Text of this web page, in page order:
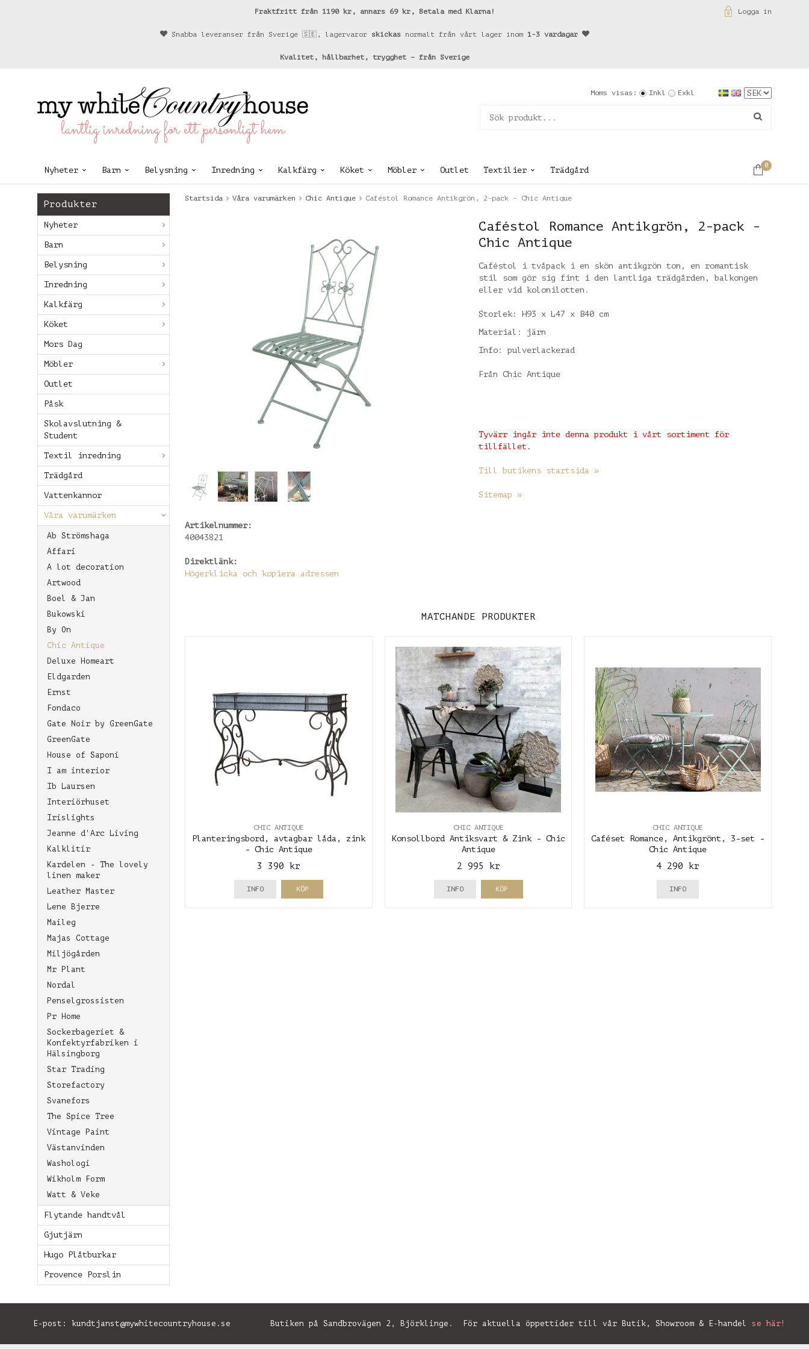
Logga in
Fraktfritt från 1190 kr, annars 69 kr, Betala med Klarna!
Snabba leveranser från Sverige 🇸🇪, lagervaror skickas normalt från vårt lager inom 1-3 vardagar
Kvalitet, hållbarhet, trygghet – från Sverige
lantlig inredning för ett personligt hem
Moms visas: Inkl Exkl
Nyheter Barn Belysning Inredning Kalkfärg Köket Möbler Outlet Textilier Trädgård
0
Produkter
Nyheter
Barn
Belysning
Inredning
Kalkfärg
Köket
Mors Dag
Möbler
Outlet
Påsk
Skolavslutning &
Student
Textil inredning
Trädgård
Vattenkannor
Våra varumärken
Ab Strömshaga
Affari
A lot decoration
Artwood
Boel & Jan
Bukowski
By On
Chic Antique
Deluxe Homeart
Eldgarden
Ernst
Fondaco
Gate Noir by GreenGate
GreenGate
House of Saponi
I am interior
Ib Laursen
Interiörhuset
Irislights
Jeanne d'Arc Living
Kalklitir
Kardelen - The lovely
linen maker
Leather Master
Lene Bjerre
Maileg
Majas Cottage
Miljögården
Mr Plant
Nordal
Penselgrossisten
Pr Home
Sockerbageriet &
Konfektyrfabriken i
Hälsingborg
Star Trading
Storefactory
Svanefors
The Spice Tree
Vintage Paint
Västanvinden
Washologi
Wikholm Form
Watt & Veke
Flytande handtvål
Gjutjärn
Hugo Plåtburkar
Provence Porslin
Startsida Våra varumärken Chic Antique Caféstol Romance Antikgrön, 2-pack - Chic Antique
Caféstol Romance Antikgrön, 2-pack -
Chic Antique
Caféstol i tvåpack i en skön antikgrön ton, en romantisk
stil som gör sig fint i den lantliga trädgården, balkongen
eller vid kolonilotten.
Storlek: H93 x L47 x B40 cm
Material: järn
Info: pulverlackerad
Från Chic Antique
Tyvärr ingår inte denna produkt i vårt sortiment för
tillfället.
Till butikens startsida »
Sitemap »
Artikelnummer:
40043821
Direktlänk:
Högerklicka och kopiera adressen
MATCHANDE PRODUKTER
CHIC ANTIQUE
Planteringsbord, avtagbar låda, zink
- Chic Antique
3 390 kr
INFO KÖP
CHIC ANTIQUE
Konsollbord Antiksvart & Zink - Chic
Antique
2 995 kr
INFO KÖP
CHIC ANTIQUE
Caféset Romance, Antikgrönt, 3-set -
Chic Antique
4 290 kr
INFO
E-post: kundtjanst@mywhitecountryhouse.se Butiken på Sandbrovägen 2, Björklinge. För aktuella öppettider till vår Butik, Showroom & E-handel se här!